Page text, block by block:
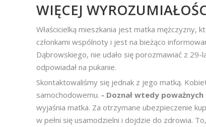
WIĘCEJ
Właścicielką mieszkania jest matka mężczyzny,
członkami wspólnoty i jest na bieżąco
Dąbrowskiego, nie udało się porozmawiać z
odpowiadał na pukanie.
Skontaktowaliśmy się jednak z jego matką.
samochodowemu. - Doznał wtedy
wyjaśnia matka. Za otrzymane ubezpieczenie
w pełni się usamodzielni i dojdzie do zdrowia.